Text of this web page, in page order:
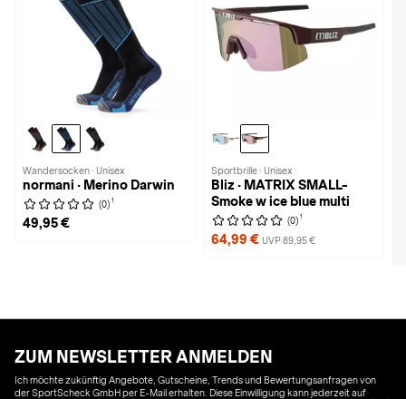
Wandersocken · Unisex
normani · Merino Darwin
(0) 1
49,95 €
Sportbrille · Unisex
Bliz · MATRIX SMALL-
Smoke w ice blue multi
(0) 1
64,99 € UVP 89,95 €
ZUM NEWSLETTER ANMELDEN
Ich möchte zukünftig Angebote, Gutscheine, Trends und Bewertungsanfragen von
der SportScheck GmbH per E-Mail erhalten. Diese Einwilligung kann jederzeit auf